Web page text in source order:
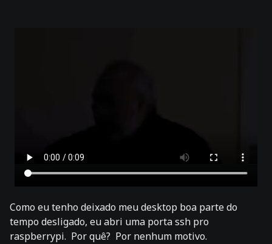
Como eu tenho deixado meu desktop boa parte do
tempo desligado, eu abri uma porta ssh pro
raspberrypi. Por quê? Por nenhum motivo.